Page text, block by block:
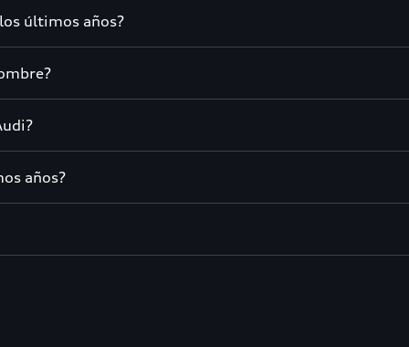
últimos años?
años?